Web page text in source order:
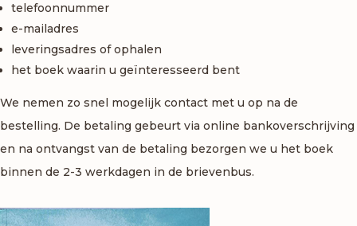
telefoonnummer
e-mailadres
leveringsadres of ophalen
het boek waarin u geïnteresseerd bent
We nemen zo snel mogelijk contact met u op na de
bestelling. De betaling gebeurt via online bankoverschrijving
en na ontvangst van de betaling bezorgen we u het boek
binnen de 2-3 werkdagen in de brievenbus.